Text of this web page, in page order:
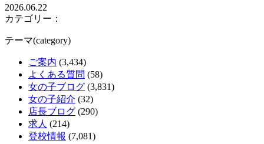
2026.06.22
カテゴリー：
テーマ(category)
ご案内 (3,434)
よくある質問 (58)
女の子ブログ (3,831)
女の子紹介 (32)
店長ブログ (290)
求人 (214)
登校情報 (7,081)